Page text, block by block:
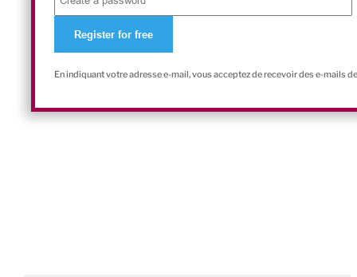
En indiquant votre adresse e-mail, vous acceptez de recevoir des e-mails